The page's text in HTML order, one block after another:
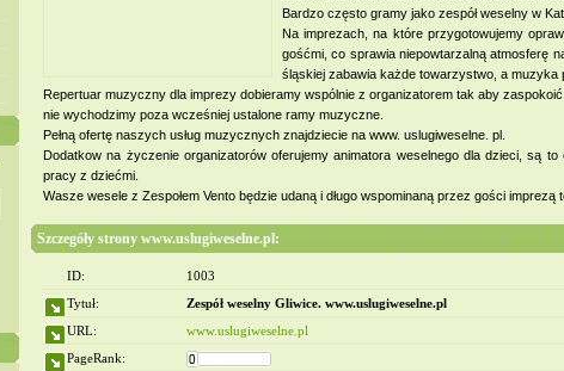
Okna plastikowe Warszawa - Wymiana
Okien Warszawa
Bardzo często gramy jako zespół weselny w
Na imprezach, na które przygotowujemy
gośćmi, co sprawia niepowtarzalną atmosferę
śląskiej zabawia każde towarzystwo, a muzyka
Repertuar muzyczny dla imprezy dobieramy wspólnie z organizatorem tak aby
nie wychodzimy poza wcześniej ustalone ramy muzyczne.
Pełną ofertę naszych usług muzycznych znajdziecie na www. uslugiweselne. pl.
Dodatkow na życzenie organizatorów oferujemy animatora weselnego dla dzieci, są
pracy z dziećmi.
Wasze wesele z Zespołem Vento będzie udaną i długo wspominaną przez gości imprezą
Szczegóły strony www.uslugiweselne.pl:
ID:
1003
Tytuł:
Zespół weselny Gliwice. www.uslugiweselne.pl
URL:
www.uslugiweselne.pl
PageRank: